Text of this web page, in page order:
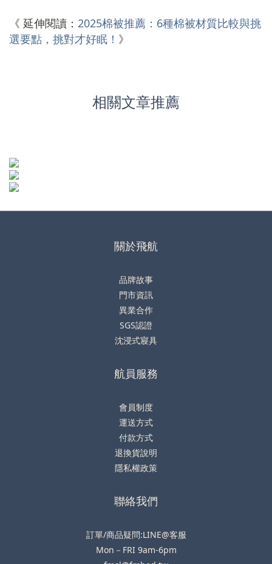
《 延伸閱讀： 2025棉被推薦：6種棉被材質比較與挑
選要點，挑對才好眠！ 》
相關文章推薦
關於飛航
品牌故事
門市資訊
異業合作
SGS認證
沈浸式寢具
航員服務
會員制度
運送方式
付款方式
退換貨說明
隱私權政策
聯絡我們
訂單/商品疑問:LINE@客服
Mon－FRI 9am-6pm